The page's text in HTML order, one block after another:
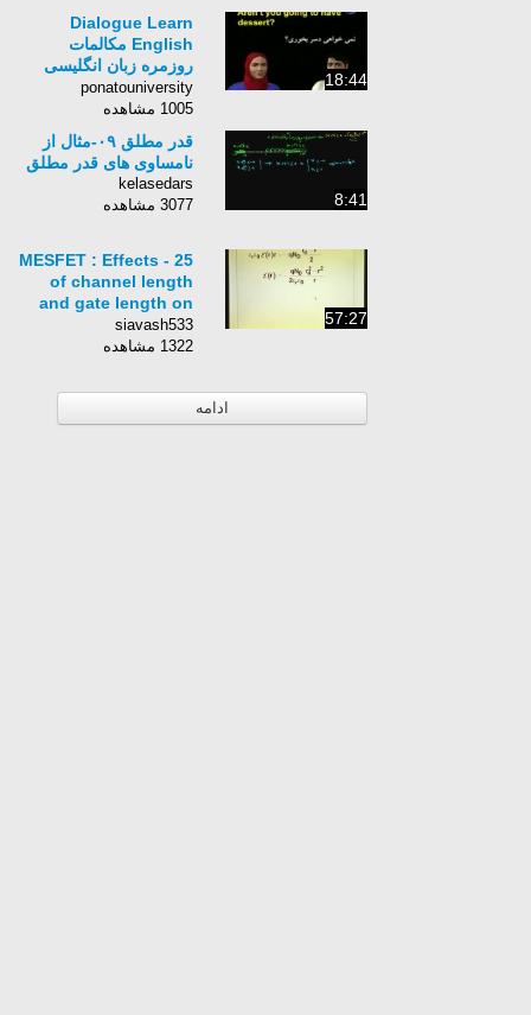
18:44
Dialogue Learn
English مکالمات
روزمره زبان انگلیسی
دیالوگ S1E78
ponatouniversity
1005 مشاهده
8:41
قدر مطلق ۰۹-مثال از
نامساوی های قدر مطلق
kelasedars
3077 مشاهده
57:27
25 - MESFET : Effects
of channel length
and gate length on
IDS and gm
siavash533
1322 مشاهده
ادامه